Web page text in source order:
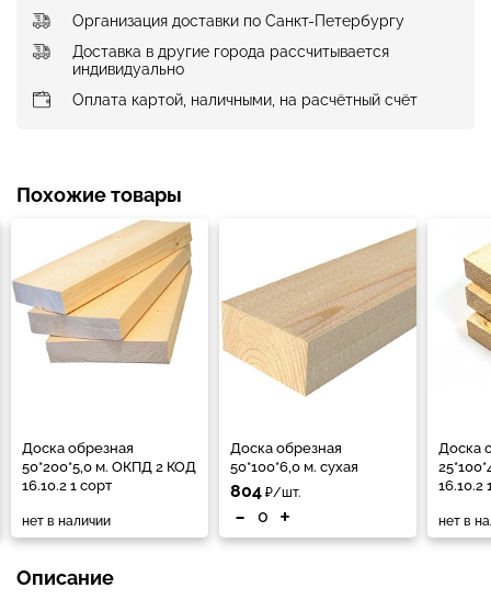
Организация доставки по Санкт-Петербургу
Доставка в другие города рассчитывается
индивидуально
Оплата картой, наличными, на расчётный счёт
Похожие товары
Доска обрезная
50*200*5,0 м. ОКПД 2 КОД
16.10.2 1 сорт
нет в наличии
Доска обрезная
50*100*6,0 м. сухая
804 ₽/шт.
- +
Доска
16.10.2
нет в
Описание